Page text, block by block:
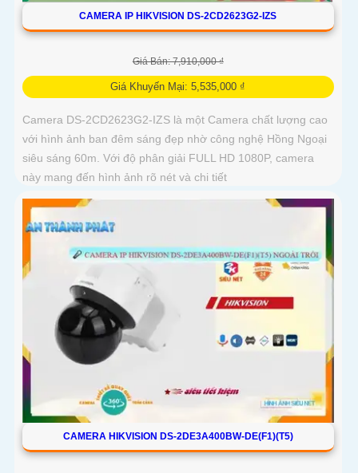
CAMERA IP HIKVISION DS-2CD2623G2-IZS
Giá Bán: 7,910,000 ₫
Giá Khuyến Mại: 5,535,000 ₫
Camera DS-2CD2623G2-IZS là một Camera chất lượng cao
với hình ảnh ban đêm sáng đẹp nhờ công nghệ Hồng Ngoại
siêu sáng 60m. Với độ phân giải FULL HD 1080P, camera
này mang đến hình ảnh rõ nét và chi tiết
CAMERA HIKVISION DS-2DE3A400BW-DE(F1)(T5)